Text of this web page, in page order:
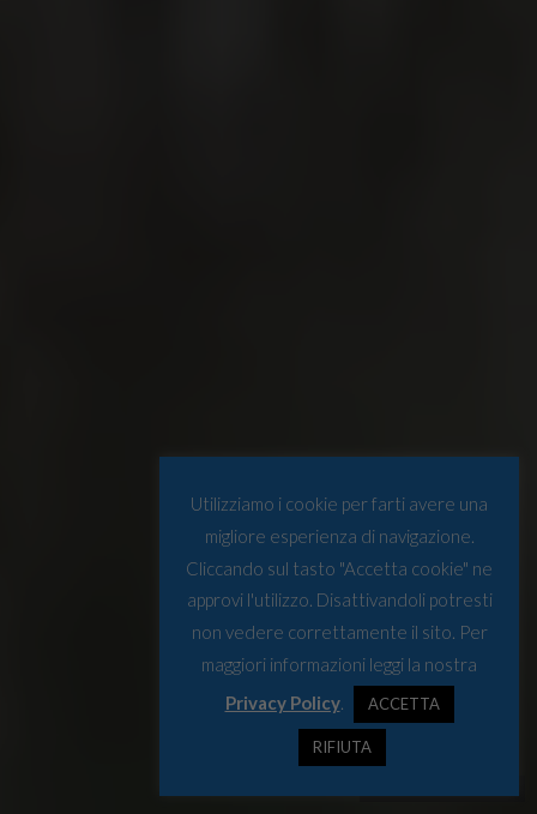
Utilizziamo i cookie per farti avere una
migliore esperienza di navigazione.
Cliccando sul tasto "Accetta cookie" ne
approvi l'utilizzo. Disattivandoli potresti
non vedere correttamente il sito. Per
maggiori informazioni leggi la nostra
Privacy Policy. ACCETTA
RIFIUTA